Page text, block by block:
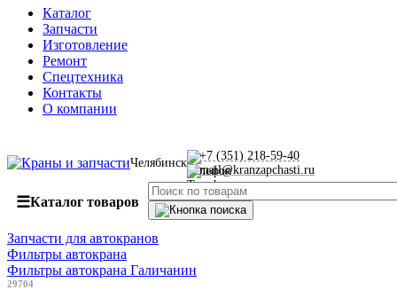
Каталог
Запчасти
Изготовление
Ремонт
Спецтехника
Контакты
О компании
Челябинск
+7 (351) 218-59-40
mail@kranzapchasti.ru
☰Каталог товаров
Запчасти для автокранов
Фильтры автокрана
Фильтры автокрана Галичанин
29704